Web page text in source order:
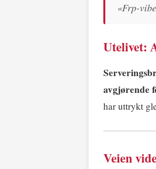
«Frp-
Utelivet:
avgjørende
har uttrykt
Veien